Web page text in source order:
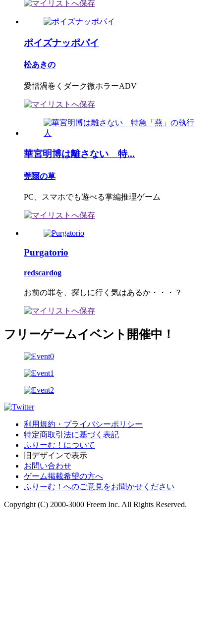
ポイズナッポパイ
松あきの
愛憎渦巻くダーク微ホラーADV
華宮明博は離さない 特...
莞爾の草
PC、スマホでも遊べる掌編推理ゲーム
Purgatorio
redscardog
お前の罪を、探しに行く気はあるか・・・？
フリーゲームイベント開催中！
利用規約・プライバシーポリシー
特定商取引法に基づく表記
ふりーむ！について
旧デザインで表示
お問い合わせ
ゲーム掲載希望の方へ
ふりーむ！へのご意見をお聞かせください
Copyright (C) 2000-3000 Freem Inc. All Rights Reserved.